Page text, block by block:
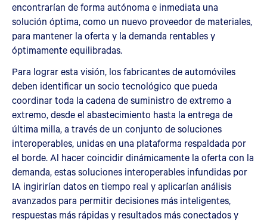
encontrarían de forma autónoma e inmediata una
solución óptima, como un nuevo proveedor de materiales,
para mantener la oferta y la demanda rentables y
óptimamente equilibradas.
Para lograr esta visión, los fabricantes de automóviles
deben identificar un socio tecnológico que pueda
coordinar toda la cadena de suministro de extremo a
extremo, desde el abastecimiento hasta la entrega de
última milla, a través de un conjunto de soluciones
interoperables, unidas en una plataforma respaldada por
el borde. Al hacer coincidir dinámicamente la oferta con la
demanda, estas soluciones interoperables infundidas por
IA ingirirían datos en tiempo real y aplicarían análisis
avanzados para permitir decisiones más inteligentes,
respuestas más rápidas y resultados más conectados y